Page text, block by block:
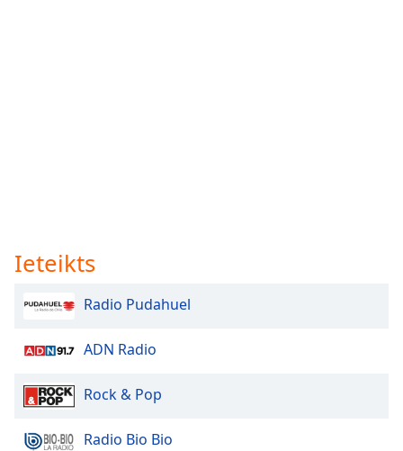
Ieteikts
Radio Pudahuel
ADN Radio
Rock & Pop
Radio Bio Bio